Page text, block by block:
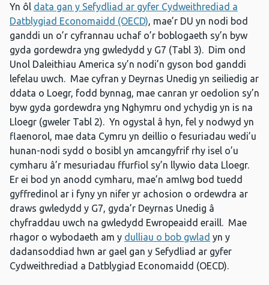
Yn ôl data gan y Sefydliad ar gyfer Cydweithrediad a
Datblygiad Economaidd (OECD) , mae’r DU yn nodi bod
ganddi un o’r cyfrannau uchaf o’r boblogaeth sy’n byw
gyda gordewdra yng gwledydd y G7 (Tabl 3). Dim ond
Unol Daleithiau America sy’n nodi’n gyson bod ganddi
lefelau uwch. Mae cyfran y Deyrnas Unedig yn seiliedig ar
ddata o Loegr, fodd bynnag, mae canran yr oedolion sy’n
byw gyda gordewdra yng Nghymru ond ychydig yn is na
Lloegr (gweler Tabl 2). Yn ogystal â hyn, fel y nodwyd yn
flaenorol, mae data Cymru yn deillio o fesuriadau wedi’u
hunan-nodi sydd o bosibl yn amcangyfrif rhy isel o’u
cymharu â’r mesuriadau ffurfiol sy’n llywio data Lloegr.
Er ei bod yn anodd cymharu, mae’n amlwg bod tuedd
gyffredinol ar i fyny yn nifer yr achosion o ordewdra ar
draws gwledydd y G7, gyda’r Deyrnas Unedig â
chyfraddau uwch na gwledydd Ewropeaidd eraill. Mae
rhagor o wybodaeth am y dulliau o bob gwlad yn y
dadansoddiad hwn ar gael gan y Sefydliad ar gyfer
Cydweithrediad a Datblygiad Economaidd (OECD).